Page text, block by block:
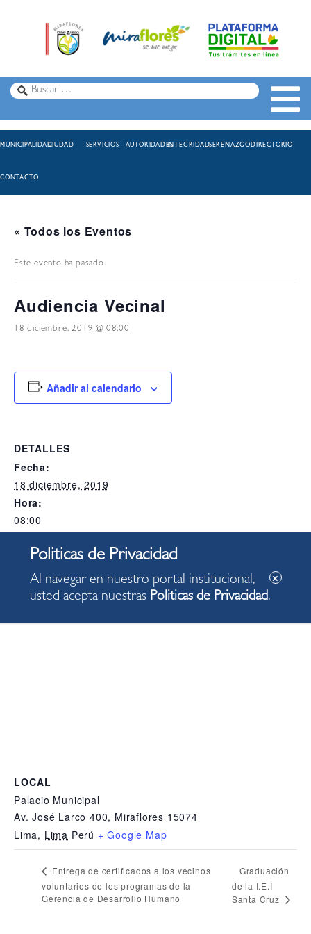
MUNICIPALIDADCIUDAD SERVICIOS AUTORIDADESINTEGRIDADSERENAZGODIRECTORIO
CONTACTO
« Todos los Eventos
Este evento ha pasado.
Audiencia Vecinal
18 diciembre, 2019 @ 08:00
Añadir al calendario
DETALLES
Fecha:
18 diciembre, 2019
Hora:
08:00
Alcaldia
LOCAL
Palacio Municipal
Av. José Larco 400, Miraflores 15074
Lima, Lima Perú + Google Map
Entrega de certificados a los vecinos
voluntarios de los programas de la
Gerencia de Desarrollo Humano
Graduación
de la I.E.I
Santa Cruz
Al navegar en nuestro portal institucional,
usted acepta nuestras Politicas de Privacidad.